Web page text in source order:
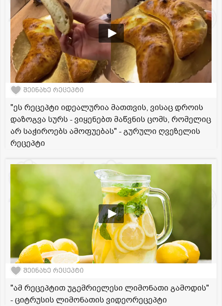
შეინახე რეცეპტი
"ეს რეცეპტი იდეალურია მათთვის, ვისაც დროის
დაზოგვა სურს - ვიყენებთ მაწვნის ცომს, რომელიც
არ საჭიროებს ამოფუებას" - გურული ღვეზელის
რეცეპტი
შეინახე რეცეპტი
"ამ რეცეპტით უგემრიელესი ლიმონათი გამოდის"
- ციტრუსის ლიმონათის ვიდეორეცეპტი